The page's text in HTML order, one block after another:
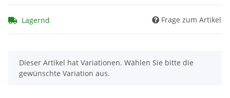
Lagernd Frage zum Artikel
x
Dieser Artikel hat Variationen. Wählen Sie bitte die
gewünschte Variation aus.